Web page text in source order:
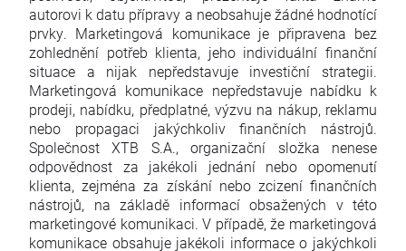
autorovi k datu přípravy a neobsahuje žádné hodnotící
prvky. Marketingová komunikace je připravena bez
zohlednění potřeb klienta, jeho individuální finanční
situace a nijak nepředstavuje investiční strategii.
Marketingová komunikace nepředstavuje nabídku k
prodeji, nabídku, předplatné, výzvu na nákup, reklamu
nebo propagaci jakýchkoliv finančních nástrojů.
Společnost XTB S.A., organizační složka nenese
odpovědnost za jakékoli jednání nebo opomenutí
klienta, zejména za získání nebo zcizení finančních
nástrojů, na základě informací obsažených v této
marketingové komunikaci. V případě, že marketingová
komunikace obsahuje jakékoli informace o jakýchkoli